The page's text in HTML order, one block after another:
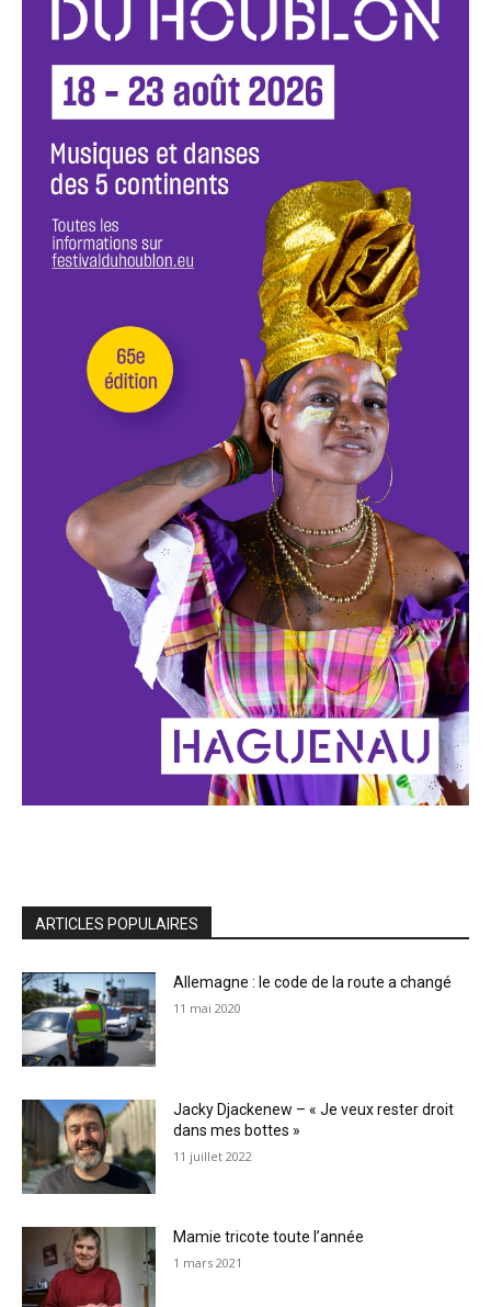
ARTICLES POPULAIRES
Allemagne : le code de la route a changé
11 mai 2020
Jacky Djackenew – « Je veux rester droit
dans mes bottes »
11 juillet 2022
Mamie tricote toute l’année
1 mars 2021